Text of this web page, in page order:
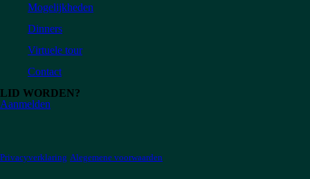
Mogelijkheden
Dinners
Virtuele tour
Contact
LID WORDEN?
Aanmelden
Privacyverklaring Alegemene voorwaarden